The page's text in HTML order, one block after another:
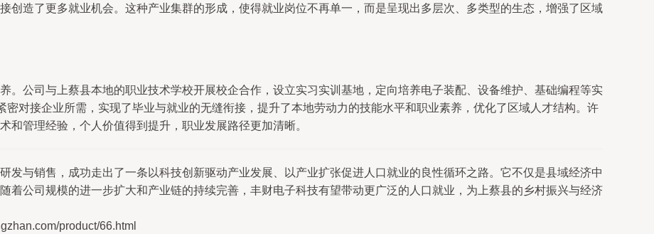
创造了更多就业机会。这种产业集群的形成，使得就业岗位不再单一，而是呈现出多层次、多类型的生态，增强了区域
。公司与上蔡县本地的职业技术学校开展校企合作，设立实习实训基地，定向培养电子装配、设备维护、基础编程等实
密对接企业所需，实现了毕业与就业的无缝衔接，提升了本地劳动力的技能水平和职业素养，优化了区域人才结构。许
和管理经验，个人价值得到提升，职业发展路径更加清晰。
发与销售，成功走出了一条以科技创新驱动产业发展、以产业扩张促进人口就业的良性循环之路。它不仅是县域经济中
着公司规模的进一步扩大和产业链的持续完善，丰财电子科技有望带动更广泛的人口就业，为上蔡县的乡村振兴与经济
product/66.html